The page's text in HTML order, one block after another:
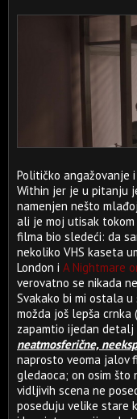
Političko angažovanje
Within jer je u pitanju
namenjen nešto
ali je moj utisak
filma bio sledeći: da
nekoliko VHS kaseta
London i A Nightmare
verovatno se nikada
Svakako bi mi ostala
možda još lepša crnka
zapamtio ijedan detalj
neatmosferične,
naprosto veoma jalov
gledaoca; on osim što
vidljivih scena ne
poseduju velike stare